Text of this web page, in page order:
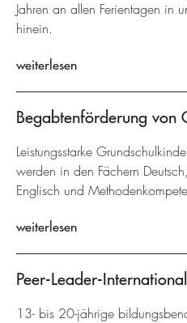
Jahren an allen Ferientagen in
hinein.
weiterlesen
Begabtenförderung von
Leistungsstarke
werden in den Fächern
Englisch und
weiterlesen
Peer-Leader-International
13- bis 20-jährige